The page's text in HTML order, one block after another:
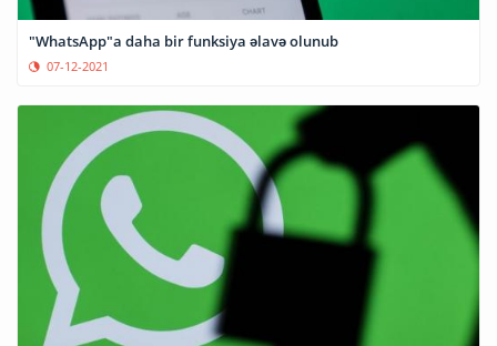
"WhatsApp"a daha bir funksiya əlavə olunub
07-12-2021